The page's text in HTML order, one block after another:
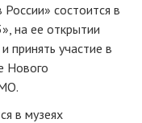
состоится в
на ее открытии
принять участие в
Нового
в музеях